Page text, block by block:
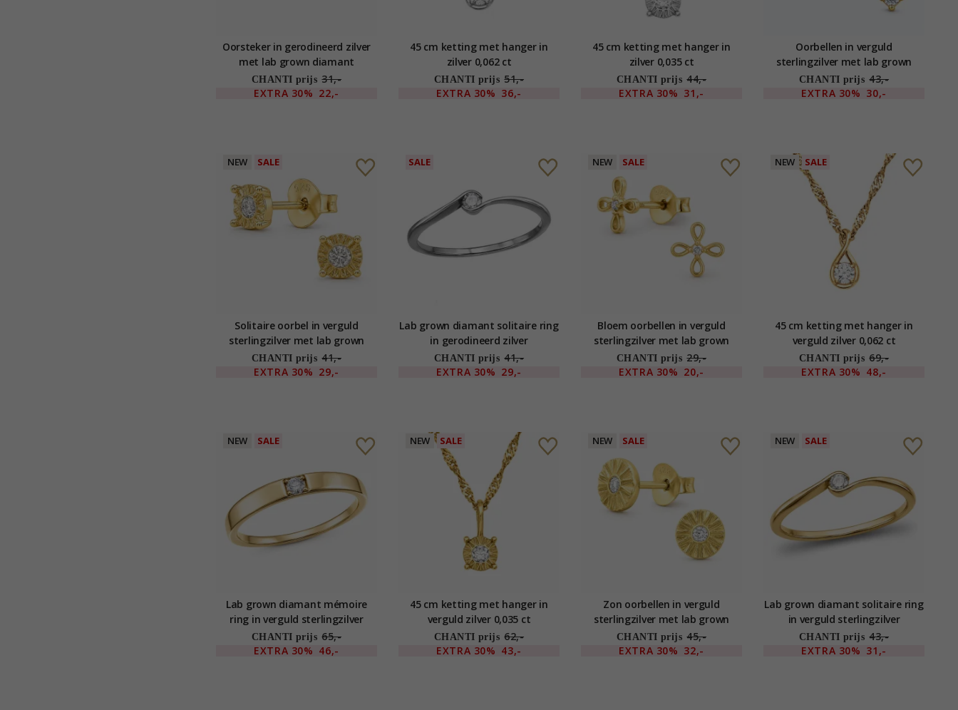
Oorsteker in gerodineerd zilver
met lab grown diamant
CHANTI prijs 31,-
EXTRA 30% 22,-
45 cm ketting met hanger in
zilver 0,062 ct
CHANTI prijs 51,-
EXTRA 30% 36,-
45 cm ketting met hanger in
zilver 0,035 ct
CHANTI prijs 44,-
EXTRA 30% 31,-
Oorbellen in verguld
sterlingzilver met lab grown
diamant
CHANTI prijs 43,-
EXTRA 30% 30,-
NEW SALE
Solitaire oorbel in verguld
sterlingzilver met lab grown
diamant
CHANTI prijs 41,-
EXTRA 30% 29,-
SALE
Lab grown diamant solitaire ring
in gerodineerd zilver
CHANTI prijs 41,-
EXTRA 30% 29,-
NEW SALE
Bloem oorbellen in verguld
sterlingzilver met lab grown
diamant
CHANTI prijs 29,-
EXTRA 30% 20,-
NEW SALE
45 cm ketting met hanger in
verguld zilver 0,062 ct
CHANTI prijs 69,-
EXTRA 30% 48,-
NEW SALE
Lab grown diamant mémoire
ring in verguld sterlingzilver
CHANTI prijs 65,-
EXTRA 30% 46,-
NEW SALE
45 cm ketting met hanger in
verguld zilver 0,035 ct
CHANTI prijs 62,-
EXTRA 30% 43,-
NEW SALE
Zon oorbellen in verguld
sterlingzilver met lab grown
diamant
CHANTI prijs 45,-
EXTRA 30% 32,-
NEW SALE
Lab grown diamant solitaire ring
in verguld sterlingzilver
CHANTI prijs 43,-
EXTRA 30% 31,-